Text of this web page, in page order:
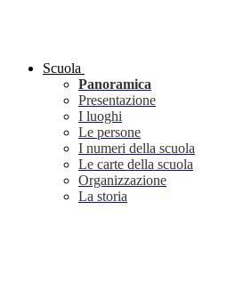
Scuola
Panoramica
Presentazione
I luoghi
Le persone
I numeri della scuola
Le carte della scuola
Organizzazione
La storia